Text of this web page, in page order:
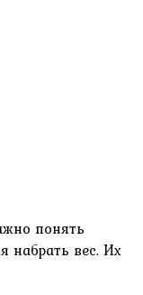
понять
набрать вес. Их